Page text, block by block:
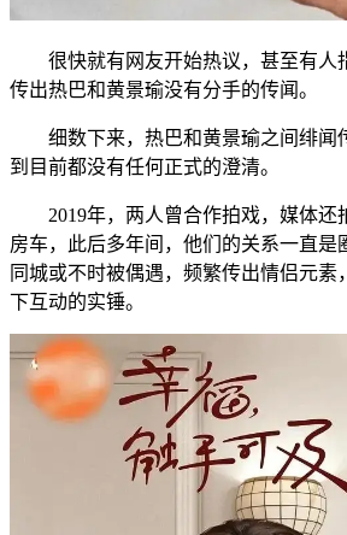
很快就有网友开始热议，甚至有人
传出热巴和黄景瑜没有分手的传闻。
细数下来，热巴和黄景瑜之间绯闻
到目前都没有任何正式的澄清。
2019年，两人曾合作拍戏，媒体还
房车，此后多年间，他们的关系一直
同城或不时被偶遇，频繁传出情侣元素
下互动的实锤。